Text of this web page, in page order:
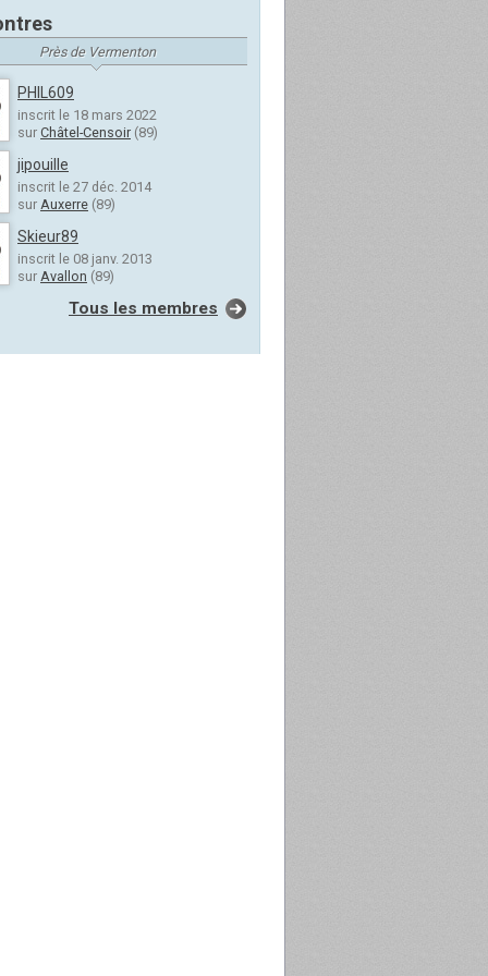
Près de Vermenton
PHIL609
inscrit le 18 mars 2022
sur Châtel-Censoir (89)
jipouille
inscrit le 27 déc. 2014
sur Auxerre (89)
Skieur89
inscrit le 08 janv. 2013
sur Avallon (89)
Tous les membres